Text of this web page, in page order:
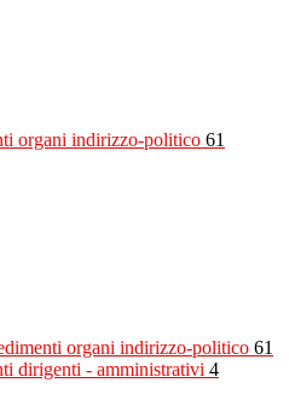
organi indirizzo-politico 61
organi indirizzo-politico 61
dirigenti - amministrativi 4